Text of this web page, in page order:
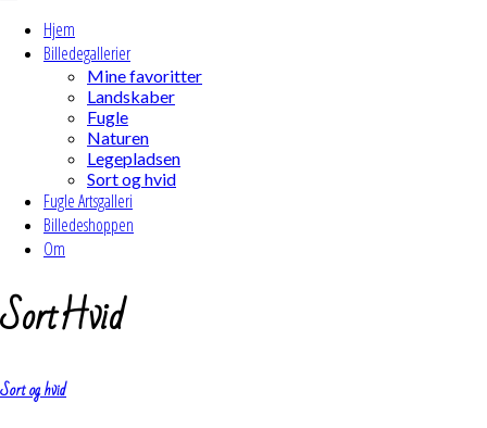
Hjem
Billedegallerier
Mine favoritter
Landskaber
Fugle
Naturen
Legepladsen
Sort og hvid
Fugle Artsgalleri
Billedeshoppen
Om
SortHvid
Sort og hvid